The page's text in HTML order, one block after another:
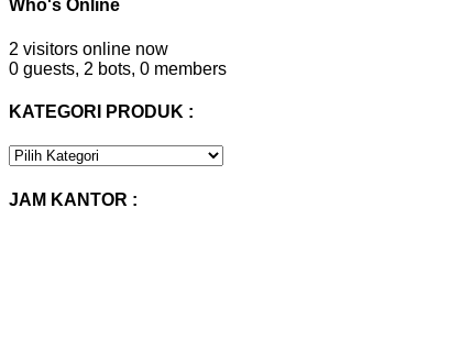
Who's Online
2 visitors online now
0 guests, 2 bots, 0 members
KATEGORI PRODUK :
KATEGORI
JAM KANTOR :